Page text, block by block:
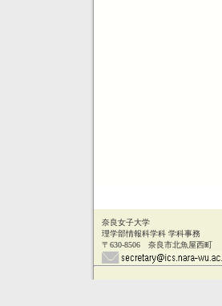
奈良女子大学
理学部情報科学科 学科事務
〒630-8506 奈良市北魚屋西町